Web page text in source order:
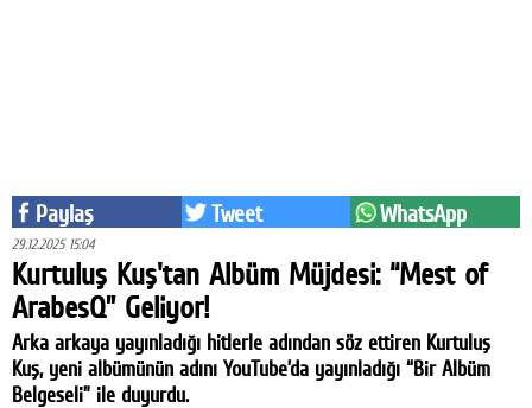
Bilim
Kültür-sanat
Sağlık
Yazarlar
Paylaş Tweet WhatsApp
29.12.2025 15:04
Kurtuluş Kuş'tan Albüm Müjdesi: “Mest of
ArabesQ” Geliyor!
Arka arkaya yayınladığı hitlerle adından söz ettiren Kurtuluş
Kuş, yeni albümünün adını YouTube’da yayınladığı “Bir Albüm
Belgeseli” ile duyurdu.